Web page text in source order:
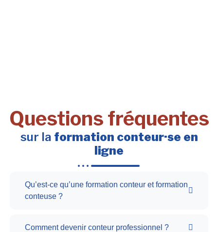
Questions fréquentes
sur la formation conteur·se en
ligne
Qu’est-ce qu’une formation conteur et formation
conteuse ?
Comment devenir conteur professionnel ?